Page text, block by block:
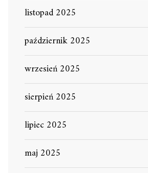
listopad 2025
październik 2025
wrzesień 2025
sierpień 2025
lipiec 2025
maj 2025